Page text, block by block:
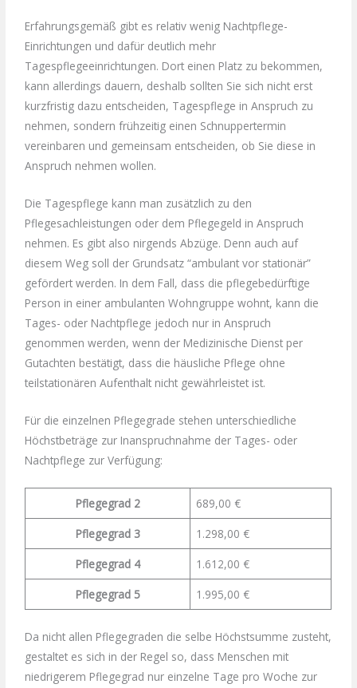
Erfahrungsgemäß gibt es relativ wenig Nachtpflege-
Einrichtungen und dafür deutlich mehr
Tagespflegeeinrichtungen. Dort einen Platz zu bekommen,
kann allerdings dauern, deshalb sollten Sie sich nicht erst
kurzfristig dazu entscheiden, Tagespflege in Anspruch zu
nehmen, sondern frühzeitig einen Schnuppertermin
vereinbaren und gemeinsam entscheiden, ob Sie diese in
Anspruch nehmen wollen.
Die Tagespflege kann man zusätzlich zu den
Pflegesachleistungen oder dem Pflegegeld in Anspruch
nehmen. Es gibt also nirgends Abzüge. Denn auch auf
diesem Weg soll der Grundsatz “ambulant vor stationär”
gefördert werden. In dem Fall, dass die pflegebedürftige
Person in einer ambulanten Wohngruppe wohnt, kann die
Tages- oder Nachtpflege jedoch nur in Anspruch
genommen werden, wenn der Medizinische Dienst per
Gutachten bestätigt, dass die häusliche Pflege ohne
teilstationären Aufenthalt nicht gewährleistet ist.
Für die einzelnen Pflegegrade stehen unterschiedliche
Höchstbeträge zur Inanspruchnahme der Tages- oder
Nachtpflege zur Verfügung:
Pflegegrad 2
689,00 €
Pflegegrad 3
1.298,00 €
Pflegegrad 4
1.612,00 €
Pflegegrad 5
1.995,00 €
Da nicht allen Pflegegraden die selbe Höchstsumme zusteht,
gestaltet es sich in der Regel so, dass Menschen mit
niedrigerem Pflegegrad nur einzelne Tage pro Woche zur